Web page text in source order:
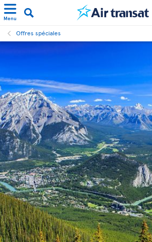
Menu
Offres spéciales